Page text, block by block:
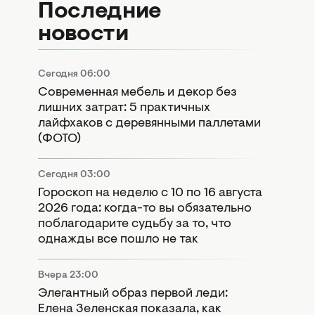
Последние
новости
Сегодня 06:00
Современная мебель и декор без
лишних затрат: 5 практичных
лайфхаков с деревянными паллетами
(ФОТО)
Сегодня 03:00
Гороскоп на неделю с 10 по 16 августа
2026 года: когда-то вы обязательно
поблагодарите судьбу за то, что
однажды все пошло не так
Вчера 23:00
Элегантный образ первой леди:
Елена Зеленская показала, как